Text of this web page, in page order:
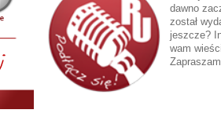
dawno
został
jeszcze?
wam